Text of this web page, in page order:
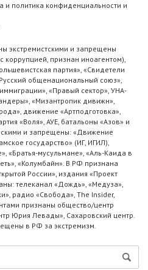
и политика конфиденциальности и
экстремистскими и запрещены
признан иноагентом),
партия», «Свидетели
общенациональный союз»,
«Правый сектор», УНА-
«Мизантропик дивижн»,
движение «Артподготовка»,
«Воля», АУЕ, батальоны «Азов» и
и запрещены: «Движение
государство» (ИГ, ИГИЛ),
«Братья-мусульмане», «Аль-Каида в
«Колумбайн». В РФ признана
России», издания «Проект
телеканал «Дождь», «Медуза»,
радио «Свобода», The Insider,
признаны общество/центр
Юрия Левады», Сахаровский центр.
в РФ за экстремизм.